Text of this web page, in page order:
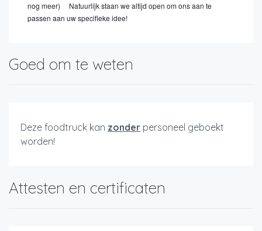
nog meer)
Natuurlijk staan we altijd open om ons aan te
passen aan uw specifieke idee!
Goed om te weten
Deze foodtruck kan zonder personeel geboekt
worden!
Attesten en certificaten